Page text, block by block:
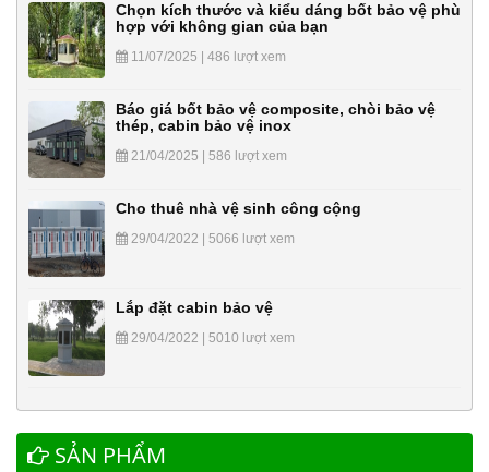
Chọn kích thước và kiểu dáng bốt bảo vệ phù
hợp với không gian của bạn
11/07/2025 | 486 lượt xem
Báo giá bốt bảo vệ composite, chòi bảo vệ
thép, cabin bảo vệ inox
21/04/2025 | 586 lượt xem
Cho thuê nhà vệ sinh công cộng
29/04/2022 | 5066 lượt xem
Lắp đặt cabin bảo vệ
29/04/2022 | 5010 lượt xem
SẢN PHẨM